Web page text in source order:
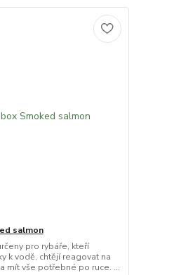
salmon
pro rybáře, kteří
k vodě, chtějí reagovat na
mít vše potřebné po ruce. ...